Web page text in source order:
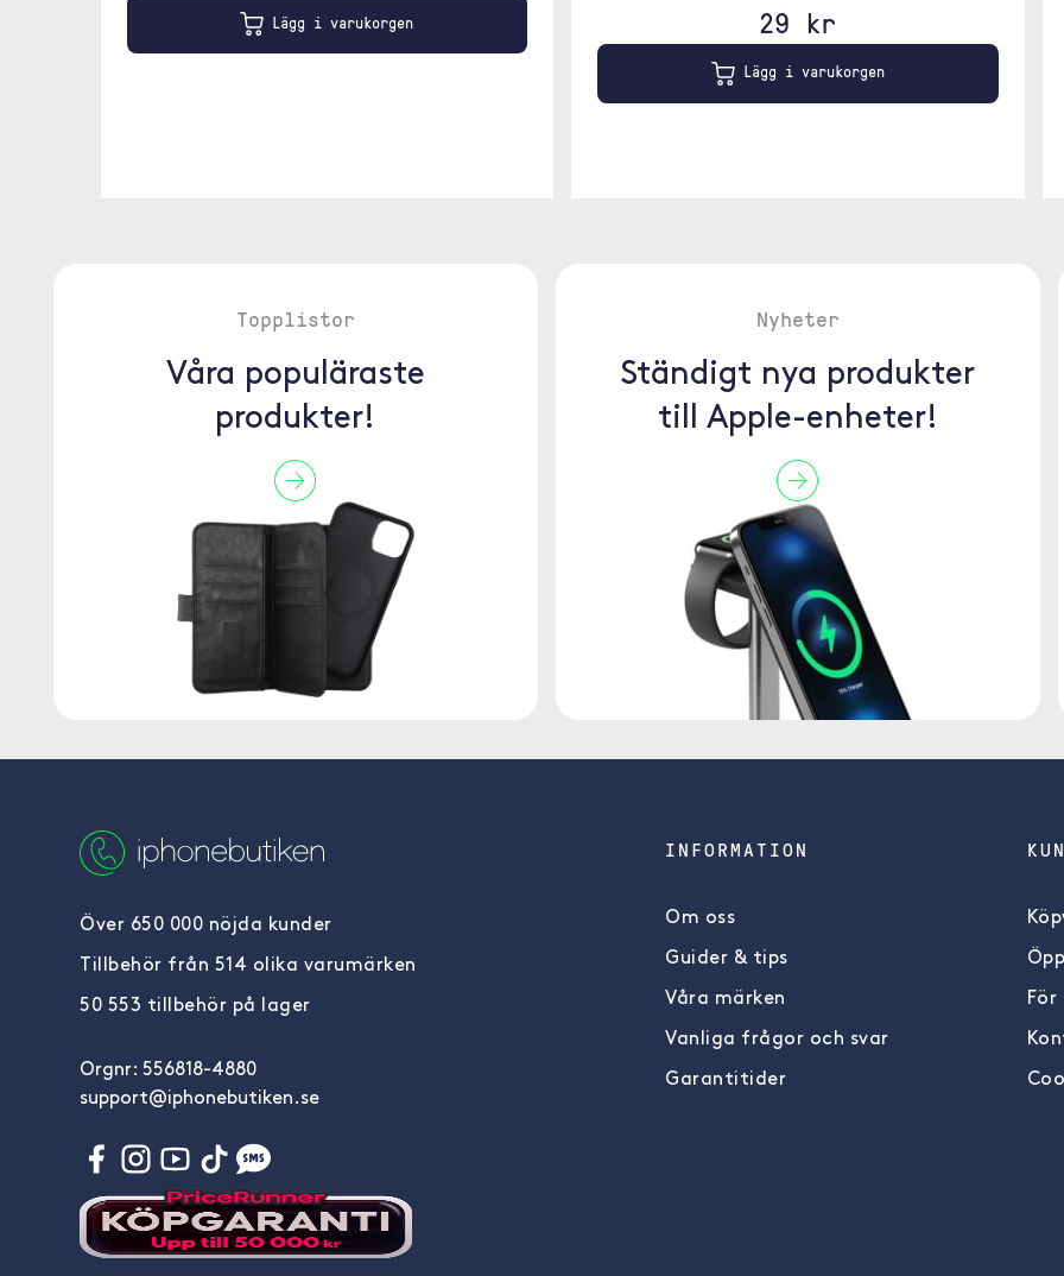
Lägg i varukorgen 29 kr
Lägg i varukorgen
Topplistor
Våra populäraste
produkter!
Nyheter
Ständigt nya produkter
till Apple-enheter!
Över 650 000 nöjda kunder
Tillbehör från 514 olika varumärken
50 553 tillbehör på lager
Orgnr: 556818-4880
support@iphonebutiken.se
INFORMATION
Om oss
Guider & tips
Våra märken
Vanliga frågor och svar
Garantitider